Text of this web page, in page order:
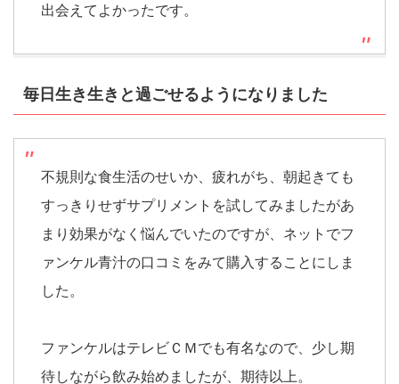
出会えてよかったです。
毎日生き生きと過ごせるようになりました
不規則な食生活のせいか、疲れがち、朝起きても
すっきりせずサプリメントを試してみましたがあ
まり効果がなく悩んでいたのですが、ネットでフ
ァンケル青汁の口コミをみて購入することにしま
した。
ファンケルはテレビＣＭでも有名なので、少し期
待しながら飲み始めましたが、期待以上。